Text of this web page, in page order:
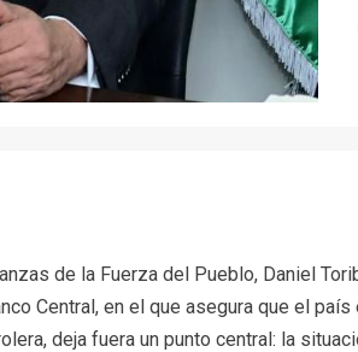
de la Fuerza del Pueblo, Daniel
Central, en el que asegura que el país
deja fuera un punto central: la